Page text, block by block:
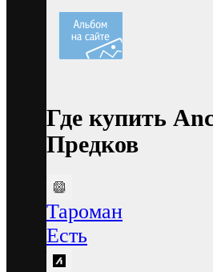
Где купить
Предков
Тароман
Есть